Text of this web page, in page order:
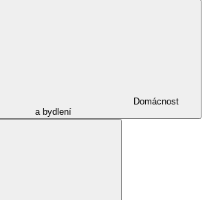
Domácnost
a bydlení